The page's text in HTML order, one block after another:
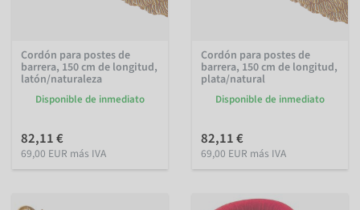
Cordón para postes de
barrera, 150 cm de longitud,
latón/naturaleza
Disponible de inmediato
82,11 €
69,00 EUR más IVA
Cordón para postes de
barrera, 150 cm de longitud,
plata/natural
Disponible de inmediato
82,11 €
69,00 EUR más IVA